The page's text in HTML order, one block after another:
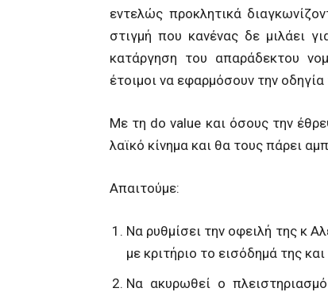
εντελώς προκλητικά
στιγμή που κανένας δε μιλάει
κατάργηση του απαράδεκτου
έτοιμοι να εφαρμόσουν την
Με τη do value και όσους την
λαϊκό κίνημα και θα τους πάρει
Απαιτούμε:
Να ρυθμίσει την οφειλή της κ
με κριτήριο το εισόδημά της
Nα ακυρωθεί ο